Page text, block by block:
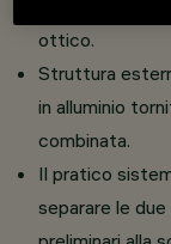
ottico.
Struttura
in alluminio
combinata.
Il pratico
separare le